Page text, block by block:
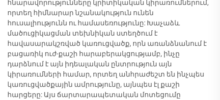
հնարավորությունները կրիտիկական կիրառումներում,
որտեղ հիմնարար նշանակություն ունեն
հուսալիությունն ու համասեռությունը: Խաչաձև
մածուցիկացման տեխնիկան ստեղծում է
հավասարակշռված կառուցվածք, որն առանձնանում է
բացառիկ ուժ-քաշի հարաբերակցությամբ, ինչը
դարձնում է այն իդեալական ընտրություն այն
կիրառումների համար, որտեղ անհրաժեշտ են ինչպես
կառուցվածքային ամրությունը, այնպես էլ քաշի
հարցերը: Այս ճարտարապետական մոտեցումը